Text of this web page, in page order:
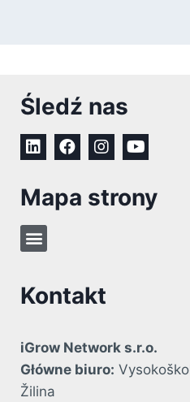
Śledź nas
Mapa strony
Kontakt
iGrow Network s.r.o.
Główne biuro:
Žilina